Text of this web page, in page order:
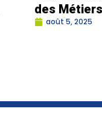
des Métiers
août 5, 2025